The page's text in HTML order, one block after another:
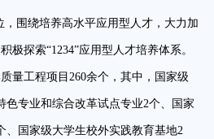
，围绕培养高水平应用型人才，大力加
极探索“1234”应用型人才培养体系。
量工程项目 260余个，其中，国家级
色专业和综合改革试点专业2个、国家
、国家级大学生校外实践教育基地2